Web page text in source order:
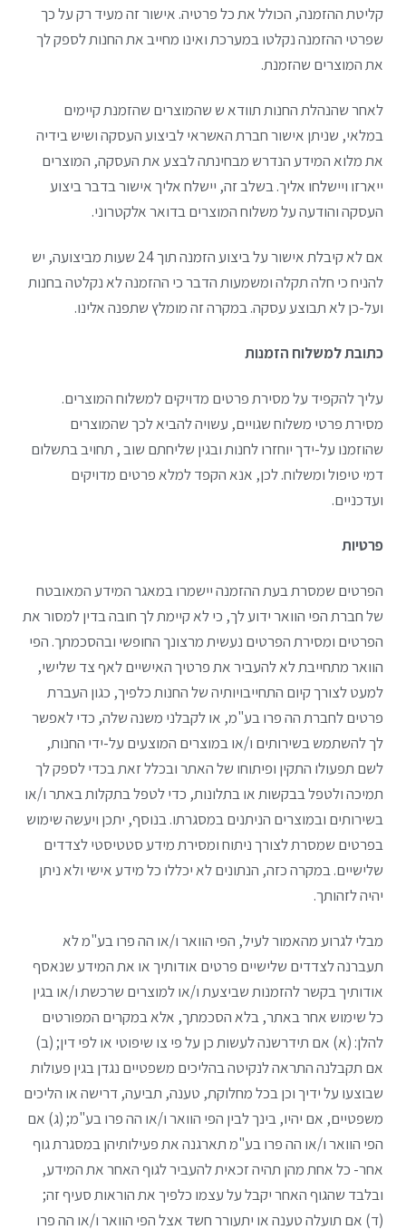
קליטת ההזמנה, הכולל את כל פרטיה. אישור זה מעיד רק על כך
שפרטי ההזמנה נקלטו במערכת ואינו מחייב את החנות לספק לך
את המוצרים שהזמנת.
לאחר שהנהלת החנות תוודא ש שהמוצרים שהזמנת קיימים
במלאי, שניתן אישור חברת האשראי לביצוע העסקה ושיש בידיה
את מלוא המידע הנדרש מבחינתה לבצע את העסקה, המוצרים
ייארזו ויישלחו אליך. בשלב זה, יישלח אליך אישור בדבר ביצוע
העסקה והודעה על משלוח המוצרים בדואר אלקטרוני.
אם לא קיבלת אישור על ביצוע הזמנה תוך 24 שעות מביצועה, יש
להניח כי חלה תקלה ומשמעות הדבר כי ההזמנה לא נקלטה בחנות
ועל-כן לא תבוצע עסקה. במקרה זה מומלץ שתפנה אלינו.
כתובת למשלוח הזמנות
עליך להקפיד על מסירת פרטים מדויקים למשלוח המוצרים.
מסירת פרטי משלוח שגויים, עשויה להביא לכך שהמוצרים
שהוזמנו על-ידך יוחזרו לחנות ובגין שליחתם שוב , תחויב בתשלום
דמי טיפול ומשלוח. לכן, אנא הקפד למלא פרטים מדויקים
ועדכניים.
פרטיות
הפרטים שמסרת בעת ההזמנה יישמרו במאגר המידע המאובטח
של חברת הפי הוואר ידוע לך, כי לא קיימת לך חובה בדין למסור את
הפרטים ומסירת הפרטים נעשית מרצונך החופשי ובהסכמתך. הפי
הוואר מתחייבת לא להעביר את פרטיך האישיים לאף צד שלישי,
למעט לצורך קיום התחייבויותיה של החנות כלפיך, כגון העברת
פרטים לחברת הה פרו בע"מ, או לקבלני משנה שלה, כדי לאפשר
לך להשתמש בשירותים ו/או במוצרים המוצעים על-ידי החנות,
לשם תפעולו התקין ופיתוחו של האתר ובכלל זאת בכדי לספק לך
תמיכה ולטפל בבקשות או בתלונות, כדי לטפל בתקלות באתר ו/או
בשירותים ובמוצרים הניתנים במסגרתו. בנוסף, יתכן ויעשה שימוש
בפרטים שמסרת לצורך ניתוח ומסירת מידע סטטיסטי לצדדים
שלישיים. במקרה כזה, הנתונים לא יכללו כל מידע אישי ולא ניתן
יהיה לזהותך.
מבלי לגרוע מהאמור לעיל, הפי הוואר ו/או הה פרו בע"מ לא
תעברנה לצדדים שלישיים פרטים אודותיך או את המידע שנאסף
אודותיך בקשר להזמנות שביצעת ו/או למוצרים שרכשת ו/או בגין
כל שימוש אחר באתר, בלא הסכמתך, אלא במקרים המפורטים
להלן: (א) אם תידרשנה לעשות כן על פי צו שיפוטי או לפי דין; (ב)
אם תקבלנה התראה לנקיטה בהליכים משפטיים נגדן בגין פעולות
שבוצעו על ידיך וכן בכל מחלוקת, טענה, תביעה, דרישה או הליכים
משפטיים, אם יהיו, בינך לבין הפי הוואר ו/או הה פרו בע"מ; (ג) אם
הפי הוואר ו/או הה פרו בע"מ תארגנה את פעילותיהן במסגרת גוף
אחר- כל אחת מהן תהיה זכאית להעביר לגוף האחר את המידע,
ובלבד שהגוף האחר יקבל על עצמו כלפיך את הוראות סעיף זה;
(ד) אם תועלה טענה או יתעורר חשד אצל הפי הוואר ו/או הה פרו